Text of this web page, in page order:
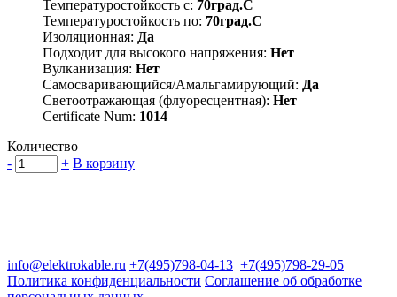
Температуростойкость с: 70град.C
Температуростойкость по: 70град.C
Изоляционная: Да
Подходит для высокого напряжения: Нет
Вулканизация: Нет
Самосваривающийся/Амальгамирующий: Да
Светоотражающая (флуоресцентная): Нет
Certificate Num: 1014
Количество
-
+ В корзину
info@elektrokable.ru +7(495)798-04-13 +7(495)798-29-05
Политика конфиденциальности Соглашение об обработке